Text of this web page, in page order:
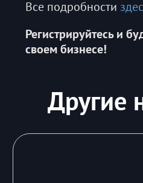
Все подробности
Регистрируйтесь и
своем бизнесе!
Другие